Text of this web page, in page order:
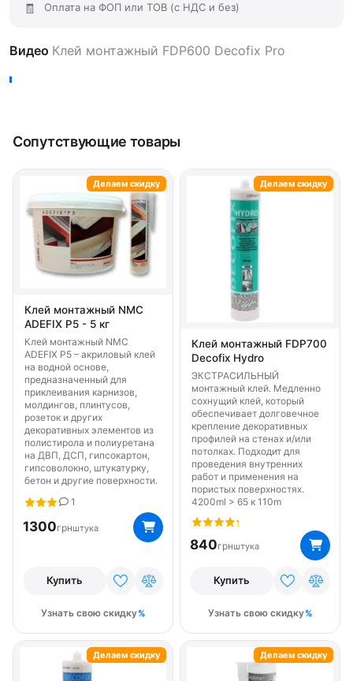
Оплата на ФОП или ТОВ (с НДС и без)
Видео Клей монтажный FDP600 Decofix Pro
Сопутствующие товары
Клей монтажный NMC
ADEFIX P5 - 5 кг
Клей монтажный NMC
ADEFIX P5 – акриловый клей
на водной основе,
предназначенный для
приклеивания карнизов,
молдингов, плинтусов,
розеток и других
декоративных элементов из
полистирола и полиуретана
на ДВП, ДСП, гипсокартон,
гипсоволокно, штукатурку,
бетон и другие поверхности.
1
1300грнштука
Купить
Узнать свою скидку
Делаем скидку
Клей монтажный FDP700
Decofix Hydro
ЭКСТРАСИЛЬНЫЙ
монтажный клей. Медленно
сохнущий клей, который
обеспечивает долговечное
крепление декоративных
профилей на стенах и/или
потолках. Подходит для
проведения внутренних
работ и применения на
пористых поверхностях.
4200ml > 65 к 110m
840грнштука
Купить
Узнать свою скидку
Делаем скидку
Делаем скидку Делаем скидку